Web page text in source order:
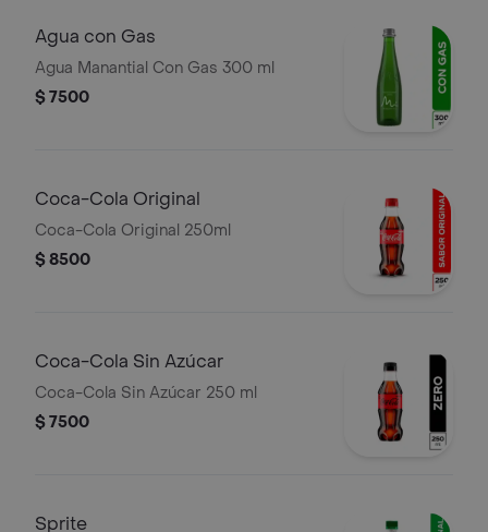
Agua con Gas
Agua Manantial Con Gas 300 ml
$ 7500
Coca-Cola Original
Coca-Cola Original 250ml
$ 8500
Coca-Cola Sin Azúcar
Coca-Cola Sin Azúcar 250 ml
$ 7500
Sprite